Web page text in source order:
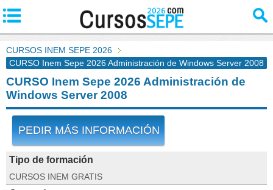
CURSOS INEM SEPE 2026
CURSO Inem Sepe 2026 Administración de Windows Server 2008
CURSO Inem Sepe 2026 Administración de
Windows Server 2008
PEDIR MÁS INFORMACIÓN
Tipo de formación
CURSOS INEM GRATIS